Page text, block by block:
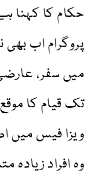
حکام کا کہنا
پروگرام اب بھی
میں سفر،
تک قیام کا
ویزا فیس میں
وہ افراد زیادہ